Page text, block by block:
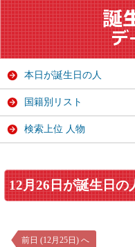
12月26日が誕生日の
前日 (12月25日) へ
本日が誕生日の人
国籍別リスト
検索上位 人物